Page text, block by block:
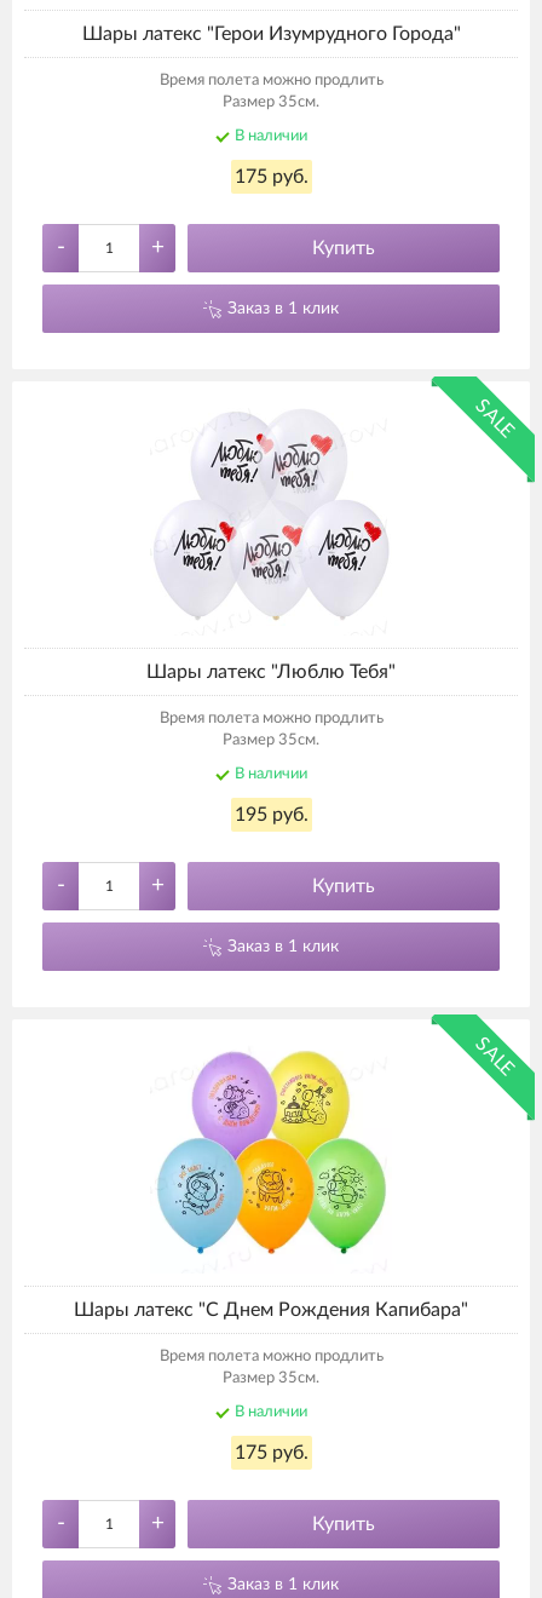
Шары латекс "Герои Изумрудного Города"
Время полета можно продлить
Размер 35см.
В наличии
175 руб.
- + Купить
Заказ в 1 клик
SALE
Шары латекс "Люблю Тебя"
Время полета можно продлить
Размер 35см.
В наличии
195 руб.
- + Купить
Заказ в 1 клик
SALE
Шары латекс "С Днем Рождения Капибара"
Время полета можно продлить
Размер 35см.
В наличии
175 руб.
- + Купить
Заказ в 1 клик